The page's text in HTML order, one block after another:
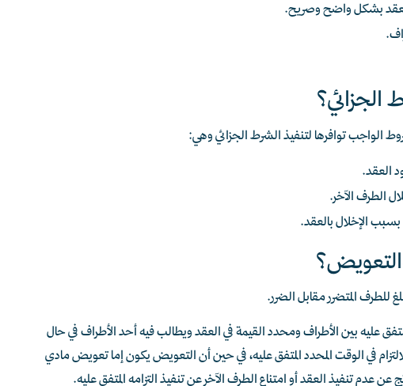
بشكل واضح وصريح.
الواجب توافرها لتنفيذ الشرط الجزائي وهي:
العقد.
الطرف الآخر.
الإخلال بالعقد.
للطرف المتضرر مقابل الضرر.
عليه بين الأطراف ومحدد القيمة في العقد ويطالب فيه أحد الأطراف في حال
في الوقت المحدد المتفق عليه، في حين أن التعويض يكون إما تعويض مادي
عدم تنفيذ العقد أو امتناع الطرف الآخر عن تنفيذ التزامه المتفق عليه.